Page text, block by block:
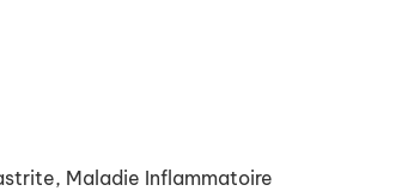
Maladie Inflammatoire